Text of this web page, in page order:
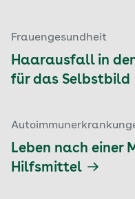
Frauengesundheit
Haarausfall in
für das Selbstbild
Leben nach einer
Hilfsmittel